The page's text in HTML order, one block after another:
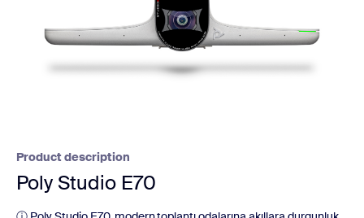
Product description
Poly Studio E70